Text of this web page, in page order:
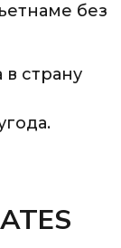
без
в страну